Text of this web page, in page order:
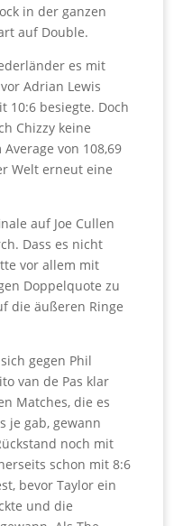
in der ganzen
auf Double.
es mit
Adrian Lewis
10:6 besiegte. Doch
Chizzy keine
von 108,69
Welt erneut eine
auf Joe Cullen
Dass es nicht
vor allem mit
Doppelquote zu
die äußeren Ringe
gegen Phil
van de Pas klar
Matches, die es
je gab, gewann
noch mit
schon mit 8:6
bevor Taylor ein
und die